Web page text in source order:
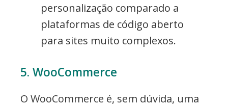
personalização comparado a
plataformas de código aberto
para sites muito complexos.
5. WooCommerce
O WooCommerce é, sem dúvida, uma